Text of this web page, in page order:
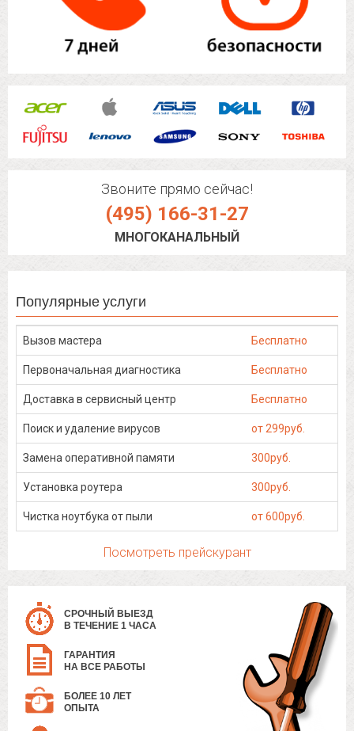
Звоните прямо сейчас!
(495) 166-31-27
МНОГОКАНАЛЬНЫЙ
Популярные услуги
Вызов мастера Бесплатно
Первоначальная диагностика Бесплатно
Доставка в сервисный центр Бесплатно
Поиск и удаление вирусов от 299руб.
Замена оперативной памяти 300руб.
Установка роутера 300руб.
Чистка ноутбука от пыли от 600руб.
Посмотреть прейскурант
СРОЧНЫЙ ВЫЕЗД
В ТЕЧЕНИЕ 1 ЧАСА
ГАРАНТИЯ
НА ВСЕ РАБОТЫ
БОЛЕЕ 10 ЛЕТ
ОПЫТА